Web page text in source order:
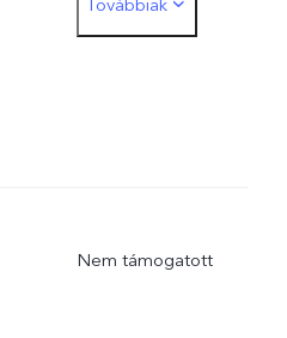
fénykép, Nagy felbontás,
Továbbiak
Nem támogatott